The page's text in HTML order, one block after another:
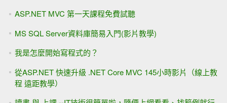
ASP.NET MVC 第一天課程免費試聽
MS SQL Server資料庫簡易入門(影片教學)
我是怎麼開始寫程式的？
從ASP.NET 快速升級 .NET Core MVC 145小時影片（線上教
程 遠距教學）